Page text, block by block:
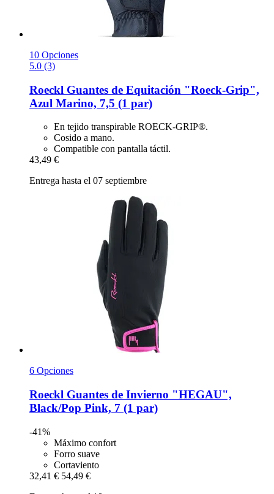
10 Opciones
5.0 (3)
Roeckl Guantes de Equitación "Roeck-​Grip",
Azul Marino, 7,5 (1 par)
En tejido transpirable ROECK-GRIP®.
Cosido a mano.
Compatible con pantalla táctil.
43,49 €
Entrega hasta el 07 septiembre
6 Opciones
Roeckl Guantes de Invierno "HEGAU",
Black/Pop Pink, 7 (1 par)
-41%
Máximo confort
Forro suave
Cortaviento
32,41 € 54,49 €